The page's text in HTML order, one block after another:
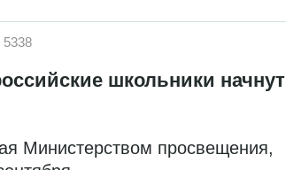
5338
школьники начнут
Министерством просвещения,